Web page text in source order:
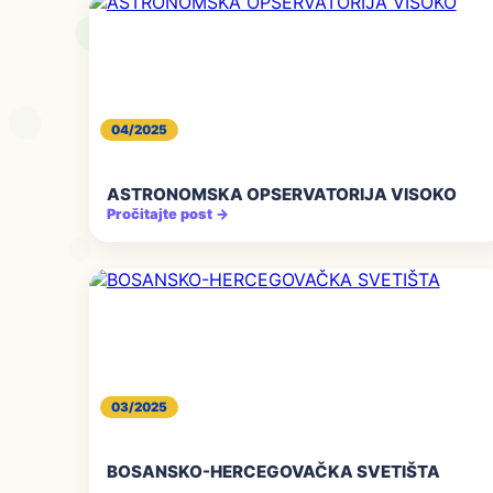
04/2025
ASTRONOMSKA OPSERVATORIJA VISOKO
Pročitajte post →
03/2025
BOSANSKO-HERCEGOVAČKA SVETIŠTA